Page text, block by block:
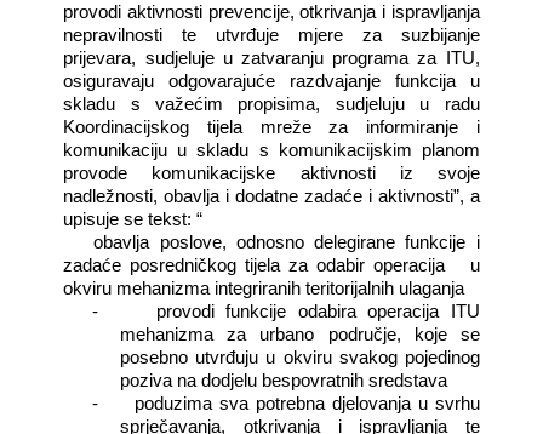
provodi aktivnosti prevencije, otkrivanja i ispravljanja
nepravilnosti te utvrđuje mjere za suzbijanje
prijevara, sudjeluje u zatvaranju programa za ITU,
osiguravaju odgovarajuće razdvajanje funkcija u
skladu s važećim propisima, sudjeluju u radu
Koordinacijskog tijela mreže za informiranje i
komunikaciju u skladu s komunikacijskim planom
provode komunikacijske aktivnosti iz svoje
nadležnosti, obavlja i dodatne zadaće i aktivnosti”, a
upisuje se tekst: “
obavlja poslove, odnosno delegirane funkcije i
zadaće posredničkog tijela za odabir operacija u
okviru mehanizma integriranih teritorijalnih ulaganja
- provodi funkcije odabira operacija ITU
mehanizma za urbano područje, koje se
posebno utvrđuju u okviru svakog pojedinog
poziva na dodjelu bespovratnih sredstava
- poduzima sva potrebna djelovanja u svrhu
sprječavanja, otkrivanja i ispravljanja te